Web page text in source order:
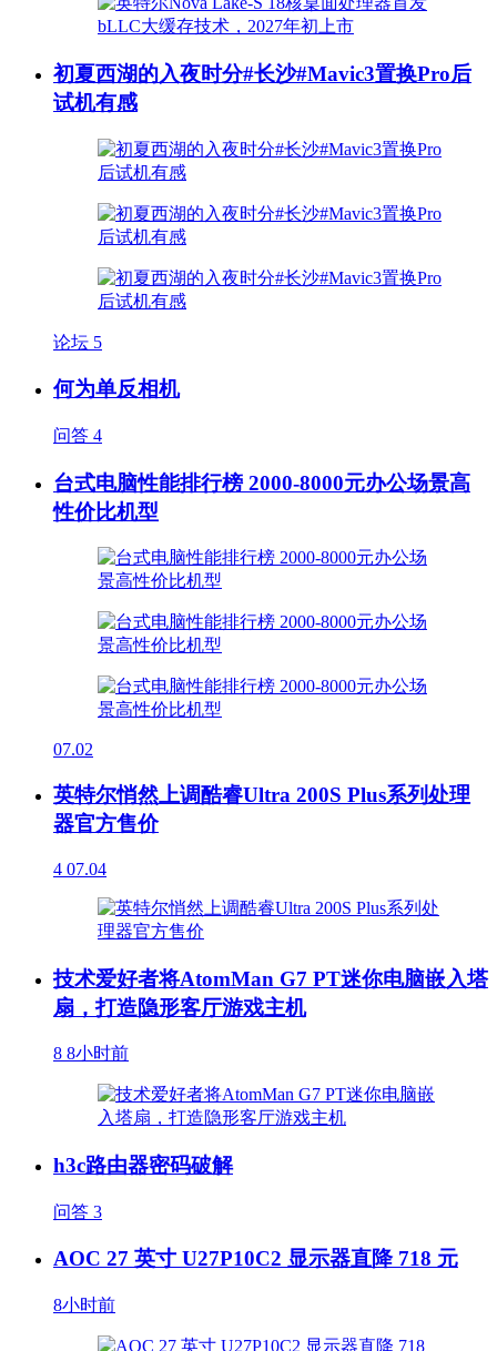
初夏西湖的入夜时分#长沙#Mavic3置换Pro后
试机有感
论坛 5
何为单反相机
问答 4
台式电脑性能排行榜 2000-8000元办公场景高
性价比机型
07.02
英特尔悄然上调酷睿Ultra 200S Plus系列处理
器官方售价
4 07.04
技术爱好者将AtomMan G7 PT迷你电脑嵌入塔
扇，打造隐形客厅游戏主机
8 8小时前
h3c路由器密码破解
问答 3
AOC 27 英寸 U27P10C2 显示器直降 718 元
8小时前